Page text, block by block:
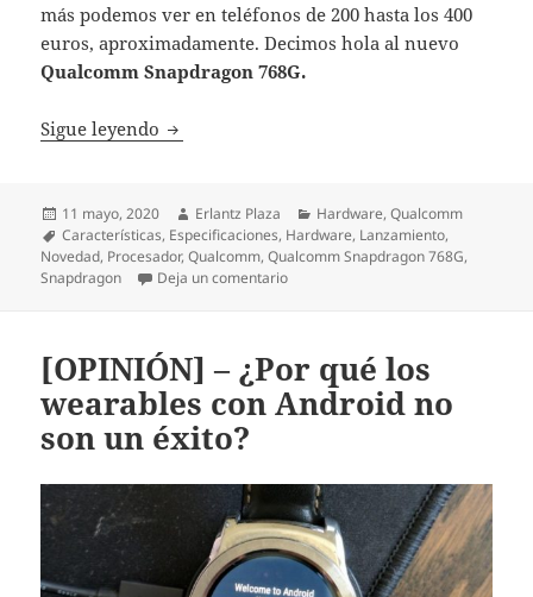
más podemos ver en teléfonos de 200 hasta los 400
euros, aproximadamente. Decimos hola al nuevo
Qualcomm Snapdragon 768G.
Sigue leyendo Qualcomm Snapdragon 768G: llega el
Publicado
el
11 mayo, 2020 Autor
Erlantz Plaza Categorías
Hardware,Qualcomm
Etiquetas
Características, Especificaciones, Hardware, Lanzamiento,
Novedad, Procesador,Qualcomm,Qualcomm Snapdragon 768G,
Snapdragon
Deja un comentarioen Qualcomm Snapdragon 768G:
[OPINIÓN] – ¿Por qué los
wearables con Android no
son un éxito?